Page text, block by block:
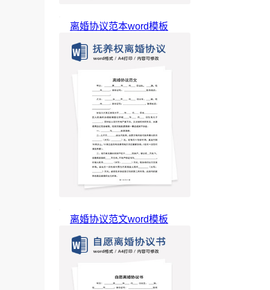
离婚协议范本word模板
离婚协议范文word模板